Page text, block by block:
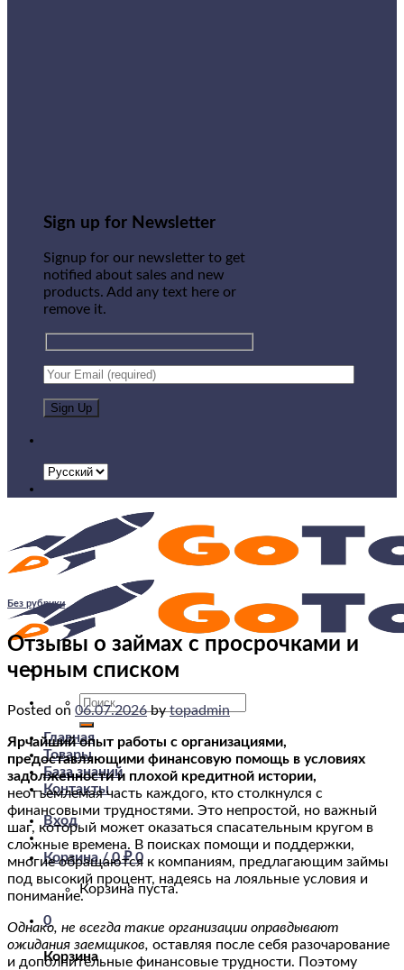
Sign up for Newsletter
Signup for our newsletter to get
notified about sales and new
products. Add any text here or
remove it.
Искать:
Главная
Товары
База знаний
Контакты
Вход
Корзина /0₽ 0
Корзина пуста.
0
Корзина
Без рубрики
Отзывы о займах с просрочками и
черным списком
Posted on 06.07.2026 bytopadmin
Ярчайший опыт работы с организациями,
предоставляющими финансовую помощь в условиях
задолженности и плохой кредитной истории,
неотъемлемая часть каждого, кто столкнулся с
финансовыми трудностями. Это непростой, но важный
шаг, который может оказаться спасательным кругом в
сложные времена. В поисках помощи и поддержки,
многие обращаются к компаниям, предлагающим займы
под высокий процент, надеясь на лояльные условия и
понимание.
Однако, не всегда такие организации оправдывают
ожидания заемщиков, оставляя после себя разочарование
и дополнительные финансовые трудности. Поэтому